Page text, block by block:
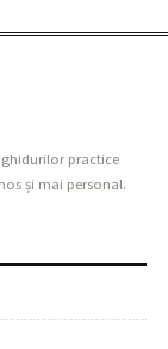
practice
și mai personal.